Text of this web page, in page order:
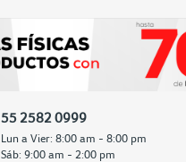
55 2582 0999
Lun a Vier: 8:00 am - 8:00 pm
Sáb: 9:00 am - 2:00 pm